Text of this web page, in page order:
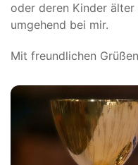
oder deren Kinder
umgehend bei mir.
Mit freundlichen